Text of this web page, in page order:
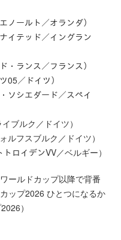
ールト／オランダ）
テッド／イングラン
ランス／フランス）
／ドイツ）
シエダード／スペイ
ルク／ドイツ）
フスブルク／ドイツ）
イデンVV／ベルギー）
ールドカップ以降で背番
ップ2026 ひとつになるか
）